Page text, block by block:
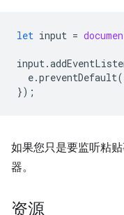
let input =
input.
e.preventDefault
});
如果您只是要监听粘
器。
资源